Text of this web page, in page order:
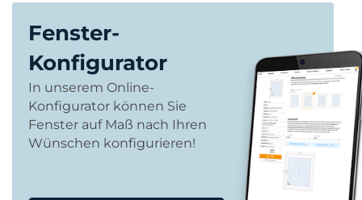
Fenster-
Konfigurator
In unserem Online-
Konfigurator können Sie
Fenster auf Maß nach Ihren
Wünschen konfigurieren!